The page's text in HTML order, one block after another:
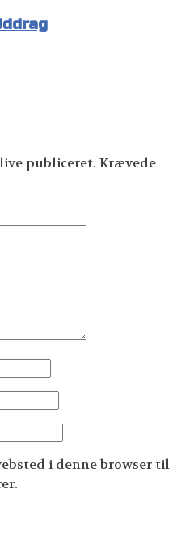
publiceret. Krævede
i denne browser til